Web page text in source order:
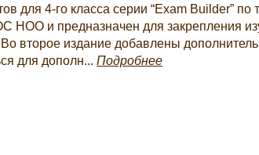
для 4-го класса серии “Exam Builder” по
НОО и предназначен для закрепления
второе издание добавлены
для дополн...Подробнее